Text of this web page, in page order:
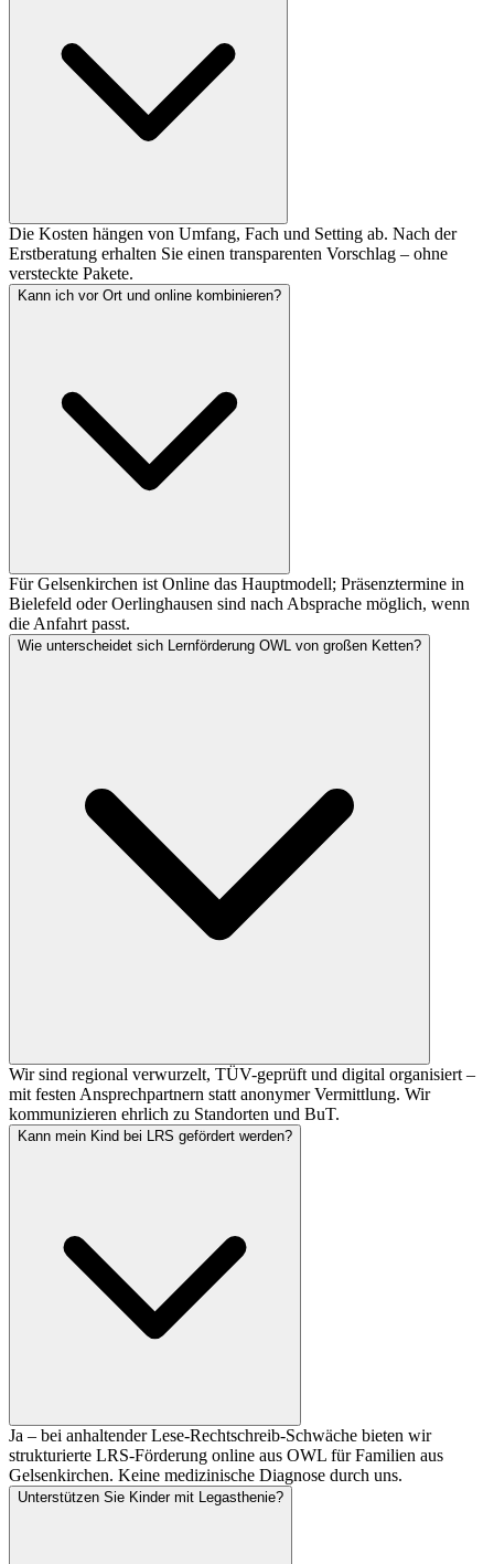
Die Kosten hängen von Umfang, Fach und Setting ab. Nach der
Erstberatung erhalten Sie einen transparenten Vorschlag – ohne
versteckte Pakete.
Kann ich vor Ort und online kombinieren?
Für Gelsenkirchen ist Online das Hauptmodell; Präsenztermine in
Bielefeld oder Oerlinghausen sind nach Absprache möglich, wenn
die Anfahrt passt.
Wie unterscheidet sich Lernförderung OWL von großen Ketten?
Wir sind regional verwurzelt, TÜV-geprüft und digital organisiert –
mit festen Ansprechpartnern statt anonymer Vermittlung. Wir
kommunizieren ehrlich zu Standorten und BuT.
Kann mein Kind bei LRS gefördert werden?
Ja – bei anhaltender Lese-Rechtschreib-Schwäche bieten wir
strukturierte LRS-Förderung online aus OWL für Familien aus
Gelsenkirchen. Keine medizinische Diagnose durch uns.
Unterstützen Sie Kinder mit Legasthenie?